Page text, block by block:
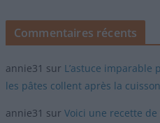
Commentaires récents
annie31 sur L’astuce imparable
les pâtes collent après la cuisson
annie31 sur Voici une recette